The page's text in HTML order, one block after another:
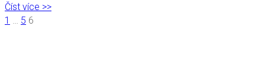
Číst více >>
1 … 5 6